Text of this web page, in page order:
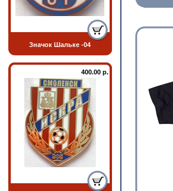
Значок Шальке -04
400.00 р.